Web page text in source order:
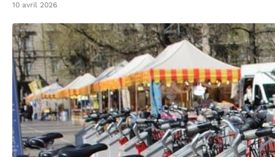
10 avril 2026